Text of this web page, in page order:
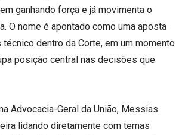
ganhando força e já movimenta o
O nome é apontado como uma aposta
dentro da Corte, em um momento
posição central nas decisões que
Advocacia-Geral da União, Messias
lidando diretamente com temas